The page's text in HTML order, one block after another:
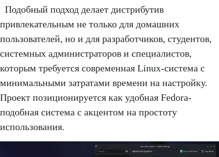
Подобный подход делает дистрибутив
привлекательным не только для домашних
пользователей, но и для разработчиков, студентов,
системных администраторов и специалистов,
которым требуется современная Linux-система с
минимальными затратами времени на настройку.
Проект позиционируется как удобная Fedora-
подобная система с акцентом на простоту
использования.